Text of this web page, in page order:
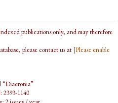
publications only, and may therefore
please contact us at [Please enable
“Diacronia”
2393-1140